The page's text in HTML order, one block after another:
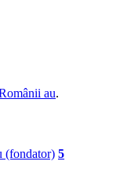
au.
(fondator) 5